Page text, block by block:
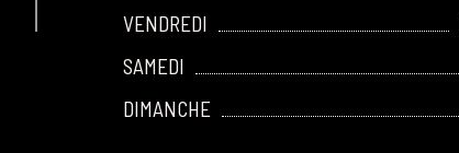
VENDREDI
SAMEDI
DIMANCHE